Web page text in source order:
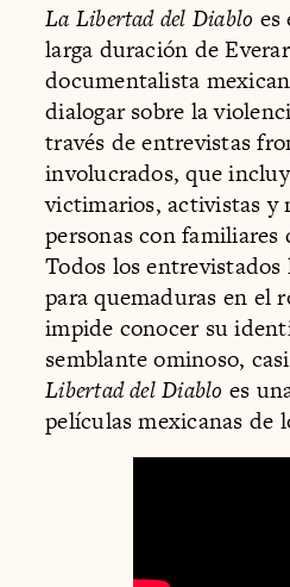
La Libertad del Diablo
larga duración de
documentalista
dialogar sobre la
través de entrevistas
involucrados, que
victimarios, activistas y
personas con familiares
Todos los entrevistados
para quemaduras en el
impide conocer su
semblante ominoso,
Libertad del Diablo es
películas mexicanas de